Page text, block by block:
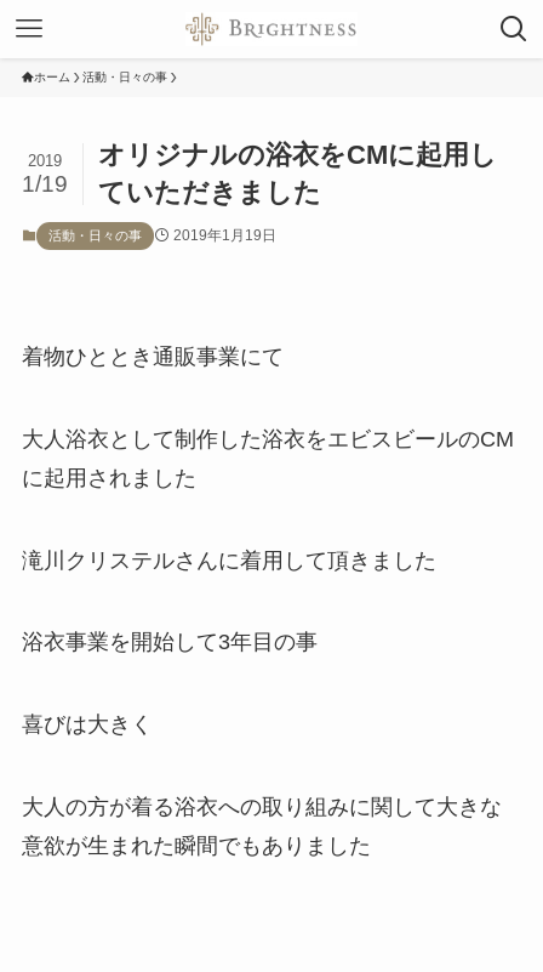
ホーム 活動・日々の事
オリジナルの浴衣をCMに起用し
ていただきました
2019
1/19
活動・日々の事 2019年1月19日
着物ひととき通販事業にて
大人浴衣として制作した浴衣をエビスビールのCM
に起用されました
滝川クリステルさんに着用して頂きました
浴衣事業を開始して3年目の事
喜びは大きく
大人の方が着る浴衣への取り組みに関して大きな
意欲が生まれた瞬間でもありました